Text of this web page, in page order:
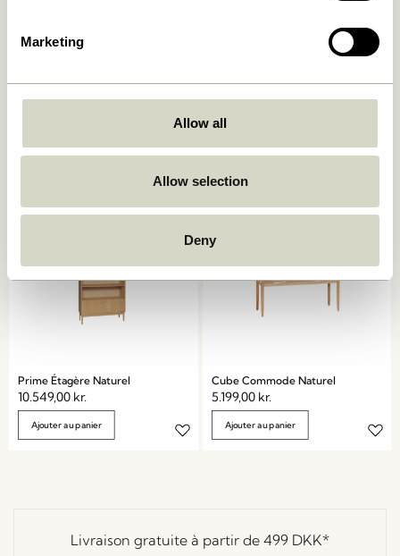
Marketing
Allow all
Allow selection
Deny
Ajouter au panier
Cube Buffet Naturel
8.099,00
Ajouter au panier
Prime Étagère Naturel
10.549,00 kr.
Ajouter au panier
Cube Commode Naturel
5.199,00 kr.
Ajouter au panier
Livraison gratuite à partir de 499 DKK*